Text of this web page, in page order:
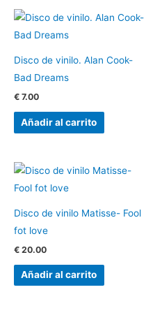
Disco de vinilo. Alan Cook-
Bad Dreams
€ 7.00
Añadir al carrito
Disco de vinilo Matisse- Fool
fot love
€ 20.00
Añadir al carrito